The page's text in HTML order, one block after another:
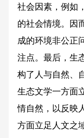
社会因素，例如
的社会情境。因
成的环境非公正
注点。最后，生
构了人与自然、
生态文学一方面
情自然，以反映
方面立足人文之